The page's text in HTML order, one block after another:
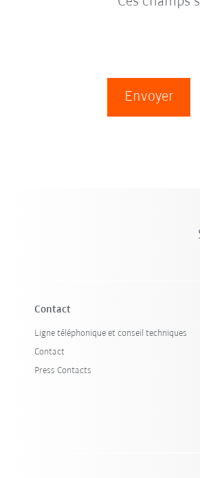
Envoyer
Contact
Ligne téléphonique et conseil techniques
Contact
Press Contacts